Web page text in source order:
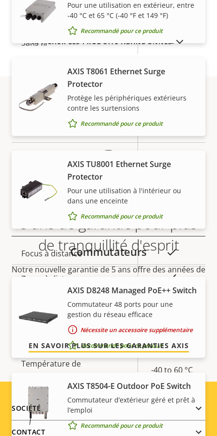
Description
propriété
Valeur de
la
propriété
Classe PoE
Sans fil –
Description
Valeur de
propriété
SE signé Oui
Démarrage sécurisé
Secure keystore
EAL4+, FIPS
2)
Description
de la
propriété
Valeur de
la
Focus à distance Oui
Zoom à distance
Éclairage IR intégré
Stockage local (fente pour
carte mémoire)
Oui
Température de
-40 to 60 °C
Utilisable en extérieur Oui
Indice de protection contre
Pour une utilisation en extérieur, entre
-40 °C et 65 °C (-40 °F et 149 °F)
Recommandé pour ce produit
AXIS T8061 Ethernet Surge
Protector
Protège les périphériques extérieurs
contre les surtensions
Recommandé pour ce produit
AXIS TU8001 Ethernet Surge
Protector
Pour une utilisation à l'intérieur ou
dans une enceinte
Recommandé pour ce produit
Commutateurs
AXIS D8248 Managed PoE++ Switch
Commutateur 48 ports pour une
gestion du réseau efficace
Nécessite un accessoire supplémentaire
Recommandé pour ce produit
AXIS T8504-E Outdoor PoE Switch
Commutateur d’extérieur géré et prêt à
l’emploi
Recommandé pour ce produit
AFFICHER LES PRODUITS ABANDONNÉS
Garantie
5 ans de garantie pour plus
de tranquillité d'esprit
Notre nouvelle garantie de 5 ans offre des années de
coûts. En outre, rien n'est caché dans les petits
caractères, vous obtenez exactement ce que nous
promettons.
EN SAVOIR PLUS SUR LES GARANTIES AXIS
Footer
SOCIÉTÉ
CONTACT